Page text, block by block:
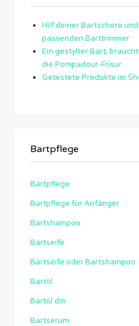
Hilf deiner Bartschere
passenden Barttrimmer
Ein gestylter Bart, braucht
die Pompadour-Frisur
Getestete Produkte im
Bartpflege
Bartpflege
Bartpflege für Anfänger
Bartshampoo
Bartseife
Bartseife oder Bartshampoo
Bartöl
Bartöl dm
Bartserum